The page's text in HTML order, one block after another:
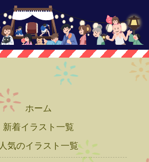
ホーム
新着イラスト一覧
人気のイラスト一覧